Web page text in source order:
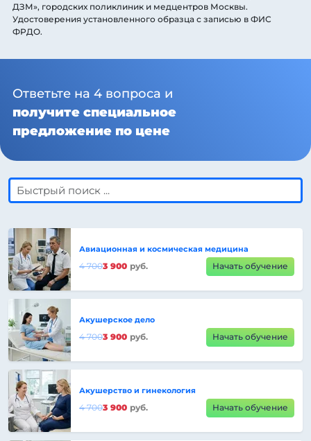
ДЗМ», городских поликлиник и медцентров Москвы.
Удостоверения установленного образца с записью в ФИС
ФРДО.
Ответьте на 4 вопроса и
получите специальное
предложение по цене
Авиационная и космическая медицина
4 7003 900 руб. Начать обучение
Акушерское дело
4 7003 900 руб. Начать обучение
Акушерство и гинекология
4 7003 900 руб. Начать обучение